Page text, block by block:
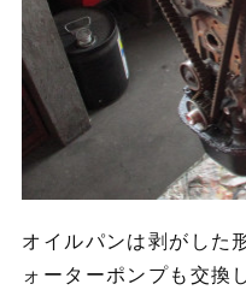
オイルパンは剥がした
ォーターポンプも交換